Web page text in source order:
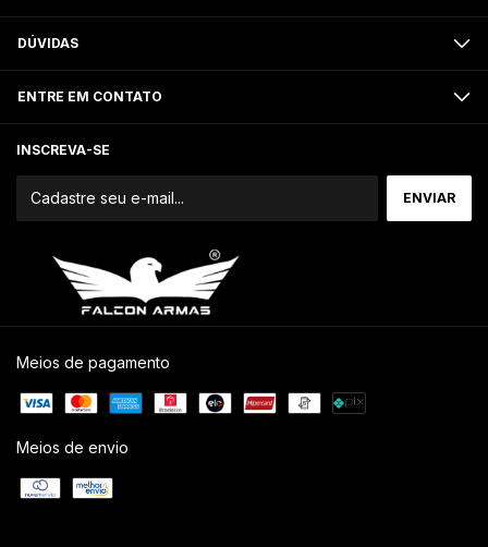
DÚVIDAS
ENTRE EM CONTATO
INSCREVA-SE
Meios de pagamento
Meios de envio